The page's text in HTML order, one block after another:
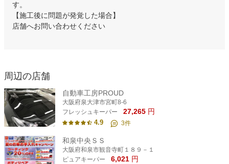
す。
【施工後に問題が発覚した場合】
店舗へお問い合わせください
周辺の店舗
自動車工房PROUD
大阪府泉大津市宮町8-6
フレッシュキーパー
27,265 円
4.9 3件
和泉中央ＳＳ
大阪府和泉市観音寺町１８９－１
ピュアキーパー
6,021 円